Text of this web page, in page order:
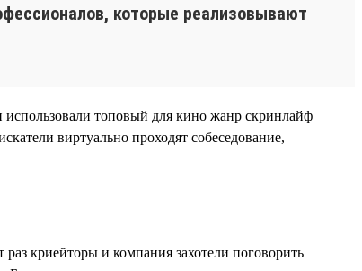
которые реализовывают
использовали топовый для кино жанр скринлайф
виртуально проходят собеседование,
криейторы и компания захотели поговорить